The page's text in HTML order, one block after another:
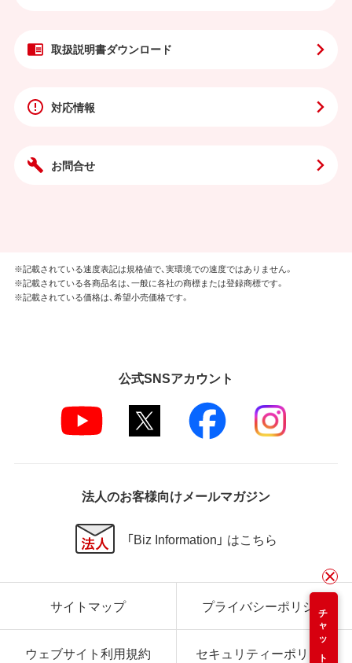
取扱説明書ダウンロード
対応情報
お問合せ
チャット
※記載されている速度表記は規格値で、実環境での速度ではありません。
※記載されている各商品名は、一般に各社の商標または登録商標です。
※記載されている価格は、希望小売価格です。
公式SNSアカウント
法人のお客様向けメールマガジン
「Biz Information」 はこちら
サイトマップ プライバシーポリシー
ウェブサイト利用規約 セキュリティーポリシー